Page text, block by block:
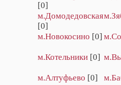
[0]
м.Домодедовская
[0]
м.Новокосино [0]
м.Котельники [0]
м.Алтуфьево [0]